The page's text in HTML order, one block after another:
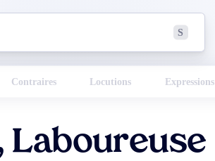
S
Contraires Locutions Expressions
Laboureuse